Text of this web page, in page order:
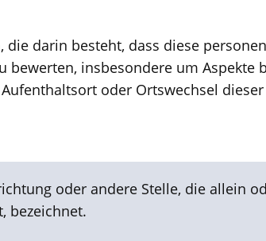
darin besteht, dass diese
insbesondere um
oder Ortswechsel
oder andere Stelle, die allein
bezeichnet.